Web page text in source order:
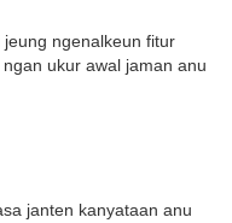
ngenalkeun fitur
ukur awal jaman anu
janten kanyataan anu